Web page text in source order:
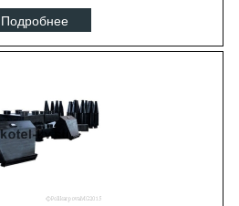
Подробнее